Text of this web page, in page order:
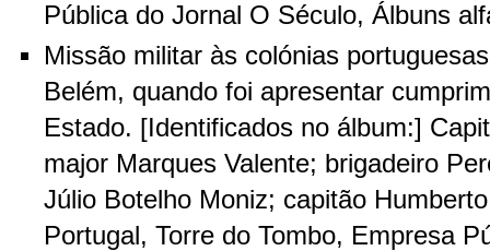
Pública do Jornal O Século, Álbuns
Missão militar às colónias
Belém, quando foi apresentar
Estado. [Identificados no álbum:]
major Marques Valente; brigadeiro
Júlio Botelho Moniz; capitão
Portugal, Torre do Tombo, Empresa